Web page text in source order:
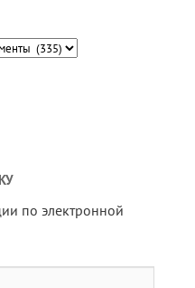
по электронной